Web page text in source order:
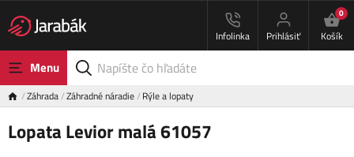
Infolinka Prihlásiť
0
Košík
Menu
Záhrada Záhradné náradie Rýle a lopaty
Lopata Levior malá 61057